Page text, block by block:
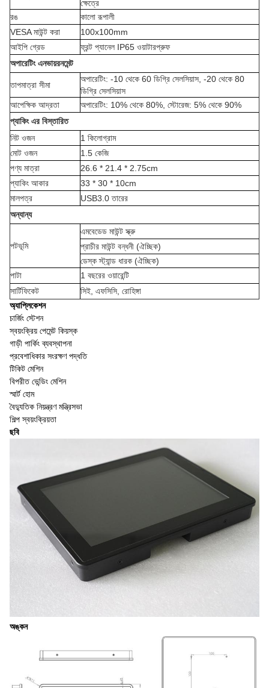
ক্ষেত্রে
রঙ
কালো রূপালী
VESA মাউন্ট করা
100x100mm
আইপি গ্রেড
ফ্রন্ট প্যানেল IP65 ওয়াটারপ্রুফ
অপারেটিং এনভায়রনমেন্ট
তাপমাত্রা সীমা
অপারেটিং: -10 থেকে 60 ডিগ্রি সেলসিয়াস, -20 থেকে 80
ডিগ্রি সেলসিয়াস
আপেক্ষিক আদ্রতা
অপারেটিং: 10% থেকে 80%, স্টোরেজ: 5% থেকে 90%
প্যাকিং এর বিস্তারিত
নিট ওজন
1 কিলোগ্রাম
মোট ওজন
1.5 কেজি
পণ্য মাত্রা
26.6 * 21.4 * 2.75cm
প্যাকিং আকার
33 * 30 * 10cm
মালপত্র
USB3.0 তারের
অন্যান্য
পটভূমি
এমবেডেড মাউন্ট স্ক্রু
প্রাচীর মাউন্ট বন্ধনী (ঐচ্ছিক)
ডেস্ক স্ট্যান্ড ধারক (ঐচ্ছিক)
পাটা
1 বছরের ওয়ারেন্টি
সার্টিফিকেট
সিই, এফসিসি, রোহিঙ্গা
অ্যাপ্লিকেশন
চার্জিং স্টেশন
স্বয়ংক্রিয় পেমেন্ট কিয়স্ক
গাড়ী পার্কিং ব্যবস্থাপনা
প্রবেশাধিকার সংরক্ষণ পদ্ধতি
টিকিট মেশিন
বিপরীত ভেন্ডিং মেশিন
স্মার্ট হোম
বৈদ্যুতিক নিয়ন্ত্রণ মন্ত্রিসভা
শিল্প স্বয়ংক্রিয়তা
ছবি
অঙ্কন